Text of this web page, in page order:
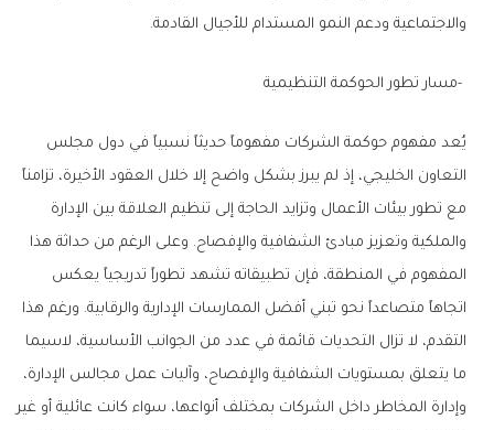
‬والاجتماعية‭ ‬ودعم‭ ‬النمو‭ ‬المستدام‭ ‬للأجيال‭ ‬القادمة‭.‬
‭- ‬مسار‭ ‬تطور‭ ‬الحوكمة‭ ‬التنظيمية
يُعد مفهوم حوكمة الشركات مفهوماً حديثاً نسبياً في دول مجلس
التعاون الخليجي، إذ لم يبرز بشكل واضح إلا خلال العقود الأخيرة، تزامناً
مع تطور بيئات الأعمال وتزايد الحاجة إلى تنظيم العلاقة بين الإدارة
والملكية وتعزيز مبادئ الشفافية والإفصاح. وعلى الرغم من حداثة هذا
المفهوم في المنطقة، فإن تطبيقاته تشهد تطوراً تدريجياً يعكس
اتجاهاً متصاعداً نحو تبني أفضل الممارسات الإدارية والرقابية. ورغم هذا
التقدم، لا تزال التحديات قائمة في عدد من الجوانب الأساسية، لاسيما
ما يتعلق بمستويات الشفافية والإفصاح، وآليات عمل مجالس الإدارة،
وإدارة المخاطر داخل الشركات بمختلف أنواعها، سواء كانت عائلية أو غير